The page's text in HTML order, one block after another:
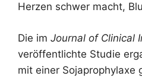
Herzen schwer macht,
Die im Journal of Clinical
veröffentlichte Studie
mit einer Sojaprophylaxe